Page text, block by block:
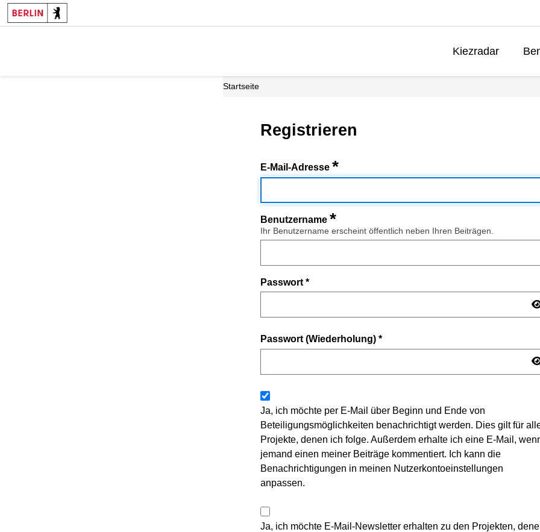
Kiezradar
Startseite
Registrieren
E-Mail-Adresse *
Benutzername *
Ihr Benutzername erscheint öffentlich neben Ihren Beiträgen.
Passwort *
Passwort (Wiederholung) *
Ja, ich möchte per E-Mail über Beginn und Ende von
Beteiligungsmöglichkeiten benachrichtigt werden. Dies gilt für
Projekte, denen ich folge. Außerdem erhalte ich eine E-Mail,
jemand einen meiner Beiträge kommentiert. Ich kann die
Benachrichtigungen in meinen Nutzerkontoeinstellungen
anpassen.
Ja, ich möchte E-Mail-Newsletter erhalten zu den Projekten,